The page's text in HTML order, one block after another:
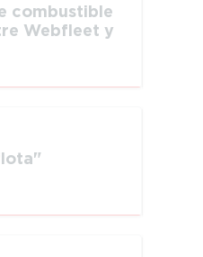
combustible
Webfleet y